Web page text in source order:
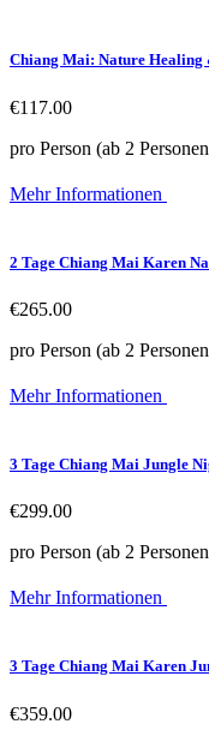
Chiang Mai: Nature Healing
€117.00
pro Person (ab 2
Mehr Informationen
2 Tage Chiang Mai Karen
€265.00
pro Person (ab 2
Mehr Informationen
3 Tage Chiang Mai Jungle
€299.00
pro Person (ab 2
Mehr Informationen
3 Tage Chiang Mai Karen
€359.00